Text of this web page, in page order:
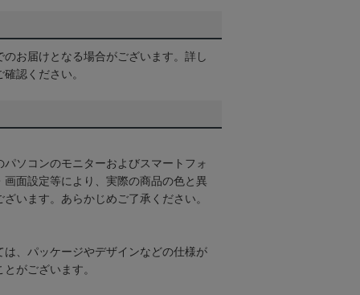
お届けとなる場合がございます。詳し
確認ください。
ソコンのモニターおよびスマートフォ
画面設定等により、実際の商品の色と異
います。あらかじめご了承ください。
は、パッケージやデザインなどの仕様が
がございます。